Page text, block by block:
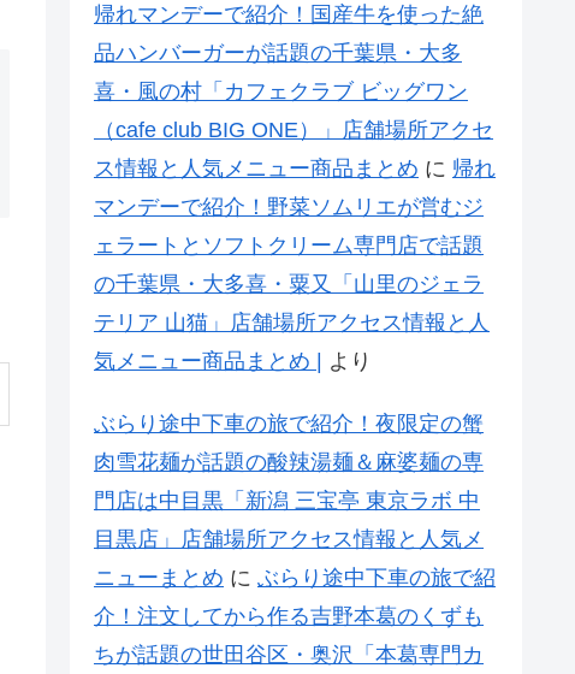
帰れマンデーで紹介！国産牛を使った絶
品ハンバーガーが話題の千葉県・大多
喜・風の村「カフェクラブ ビッグワン
（cafe club BIG ONE）」店舗場所アクセ
ス情報と人気メニュー商品まとめ に 帰れ
マンデーで紹介！野菜ソムリエが営むジ
ェラートとソフトクリーム専門店で話題
の千葉県・大多喜・粟又「山里のジェラ
テリア 山猫」店舗場所アクセス情報と人
気メニュー商品まとめ | より
ぶらり途中下車の旅で紹介！夜限定の蟹
肉雪花麺が話題の酸辣湯麺＆麻婆麺の専
門店は中目黒「新潟 三宝亭 東京ラボ 中
目黒店」店舗場所アクセス情報と人気メ
ニューまとめ に ぶらり途中下車の旅で紹
介！注文してから作る吉野本葛のくずも
ちが話題の世田谷区・奥沢「本葛専門カ